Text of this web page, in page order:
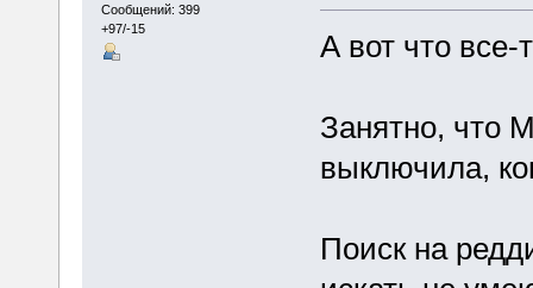
Сообщений: 399
+97/-15
А вот что все-
Занятно, что
выключила,
Поиск на